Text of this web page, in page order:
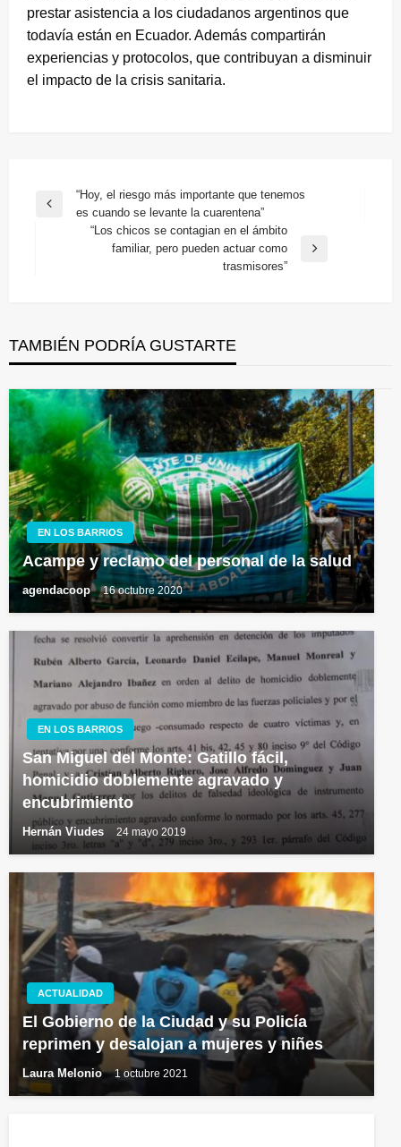
prestar asistencia a los ciudadanos argentinos que
todavía están en Ecuador. Además compartirán
experiencias y protocolos, que contribuyan a disminuir
el impacto de la crisis sanitaria.
Navegación
Entrada
“Hoy, el riesgo más importante que tenemos
es cuando se levante la cuarentena”
“Los chicos se contagian en el ámbito
familiar, pero pueden actuar como
trasmisores”
TAMBIÉN PODRÍA GUSTARTE
EN LOS BARRIOS
Acampe y reclamo del personal de la salud
agendacoop 16 octubre 2020
EN LOS BARRIOS
San Miguel del Monte: Gatillo fácil,
homicidio doblemente agravado y
encubrimiento
Hernán Viudes 24 mayo 2019
ACTUALIDAD
El Gobierno de la Ciudad y su Policía
reprimen y desalojan a mujeres y niñes
Laura Melonio 1 octubre 2021